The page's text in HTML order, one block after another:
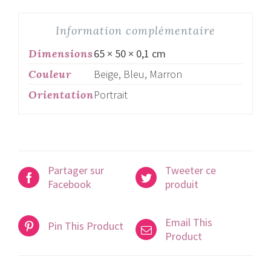
Information complémentaire
Dimensions65 × 50 × 0,1 cm
Couleur
Beige, Bleu, Marron
OrientationPortrait
Partager sur
Facebook
Tweeter ce
produit
Pin This Product
Email This
Product